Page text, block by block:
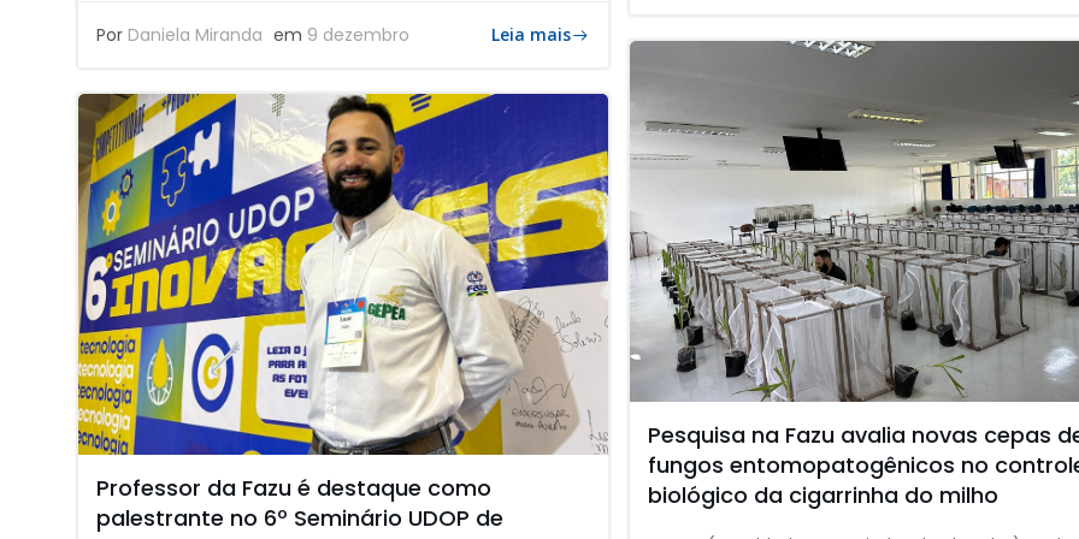
Por Daniela Miranda em 9 dezembro Leia mais
Pesquisa na Fazu avalia novas cepas
fungos entomopatogênicos no
biológico da cigarrinha do milho
Professor da Fazu é destaque como
palestrante no 6º Seminário UDOP de